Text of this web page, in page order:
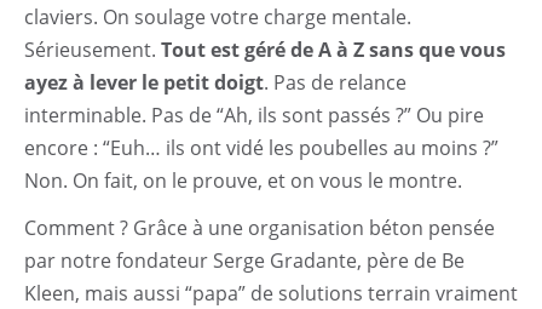
claviers. On soulage votre charge mentale.
Sérieusement. Tout est géré de A à Z sans que vous
ayez à lever le petit doigt. Pas de relance
interminable. Pas de “Ah, ils sont passés ?” Ou pire
encore : “Euh… ils ont vidé les poubelles au moins ?”
Non. On fait, on le prouve, et on vous le montre.
Comment ? Grâce à une organisation béton pensée
par notre fondateur Serge Gradante, père de Be
Kleen, mais aussi “papa” de solutions terrain vraiment